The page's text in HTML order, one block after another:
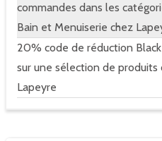
commandes dans les
Bain et Menuiserie chez
20% code de réduction
sur une sélection de produits
Lapeyre